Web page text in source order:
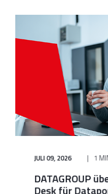
JULI 09, 2026 1
DATAGROUP
Desk für